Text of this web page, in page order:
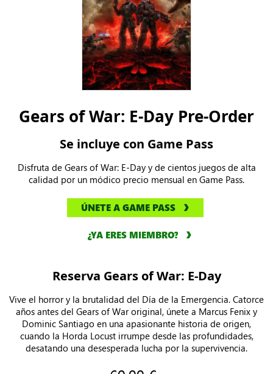
Gears of War: E-Day Pre-Order
Se incluye con Game Pass
Disfruta de Gears of War: E-Day y de cientos juegos de alta
calidad por un módico precio mensual en Game Pass.
ÚNETE A GAME PASS
¿YA ERES MIEMBRO?
Reserva Gears of War: E-Day
Vive el horror y la brutalidad del Día de la Emergencia. Catorce
años antes del Gears of War original, únete a Marcus Fenix ​​y
Dominic Santiago en una apasionante historia de origen,
cuando la Horda Locust irrumpe desde las profundidades,
desatando una desesperada lucha por la supervivencia.